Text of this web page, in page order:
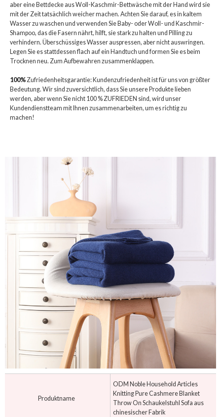
aber eine Bettdecke aus Woll-Kaschmir-Bettwäsche mit der Hand wird sie
mit der Zeit tatsächlich weicher machen. Achten Sie darauf, es in kaltem
Wasser zu waschen und verwenden Sie Baby- oder Woll- und Kaschmir-
Shampoo, das die Fasern nährt, hilft, sie stark zu halten und Pilling zu
verhindern. Überschüssiges Wasser auspressen, aber nicht auswringen.
Legen Sie es stattdessen flach auf ein Handtuch und formen Sie es beim
Trocknen neu. Zum Aufbewahren zusammenklappen.
100% Zufriedenheitsgarantie: Kundenzufriedenheit ist für uns von größter
Bedeutung. Wir sind zuversichtlich, dass Sie unsere Produkte lieben
werden, aber wenn Sie nicht 100 % ZUFRIEDEN sind, wird unser
Kundendienstteam mit Ihnen zusammenarbeiten, um es richtig zu
machen!
Produktname
ODM Noble Household Articles
Knitting Pure Cashmere Blanket
Throw On Schaukelstuhl Sofa aus
chinesischer Fabrik